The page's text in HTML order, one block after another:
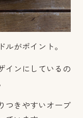
ルがポイント。
インにしているの
つきやすいオーブ